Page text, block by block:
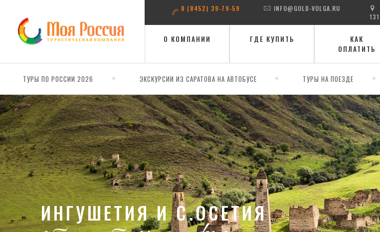
8 (8452) 39-79-59 INFO@GOLD-VOLGA.RU
131
О КОМПАНИИ ГДЕ КУПИТЬ
КАК
ОПЛАТИТЬ
ТУРЫ ПО РОССИИ 2026 ЭКСКУРСИИ ИЗ САРАТОВА НА АВТОБУСЕ ТУРЫ НА ПОЕЗДЕ
ИНГУШЕТИЯ И С.ОСЕТИЯ